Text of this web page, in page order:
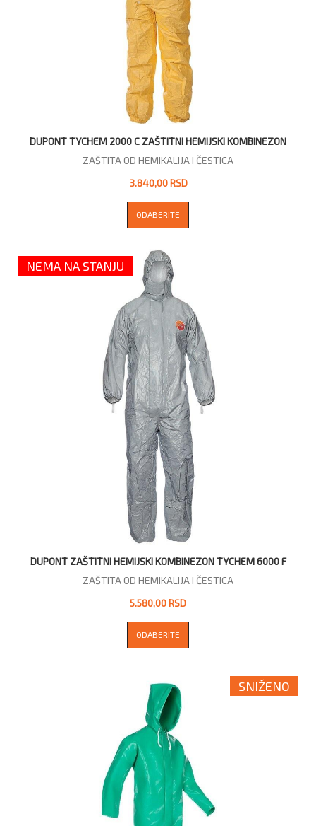
DUPONT TYCHEM 2000 C ZAŠTITNI HEMIJSKI KOMBINEZON
ZAŠTITA OD HEMIKALIJA I ČESTICA
3.840,00 RSD
ODABERITE
NEMA NA STANJU
DUPONT ZAŠTITNI HEMIJSKI KOMBINEZON TYCHEM 6000 F
ZAŠTITA OD HEMIKALIJA I ČESTICA
5.580,00 RSD
ODABERITE
SNIŽENO